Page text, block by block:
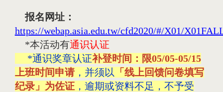
报名网址：
https://webap.asia.edu.tw/cfd2020/#/X01/
*本活动有通识认证
*通识奖章认证补登时间：限05/05-05/15
上班时间申请，并须以 「线上回馈问卷填写
纪录」为佐证，逾期或资料不足，不予受